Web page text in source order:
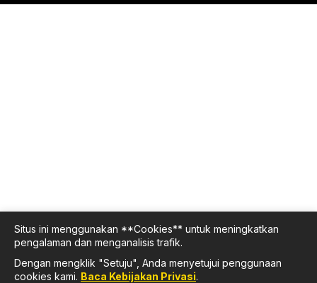
Situs ini menggunakan **Cookies** untuk meningkatkan
pengalaman dan menganalisis trafik.
Dengan mengklik "Setuju", Anda menyetujui penggunaan
cookies kami. Baca Kebijakan Privasi.